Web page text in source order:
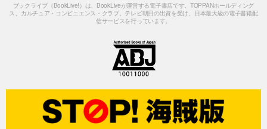
ブックライブ（BookLive!）は、BookLiveが運営する電子書店です。TOPPANホールディング
ス、カルチュア・コンビニエンス・クラブ、テレビ朝日の出資を受け、日本最大級の電子書籍配
信サービスを行っています。